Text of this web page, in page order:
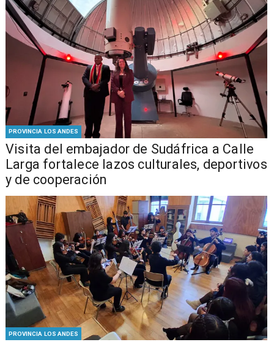
PROVINCIA LOS ANDES
​Visita del embajador de Sudáfrica a Calle
Larga fortalece lazos culturales, deportivos
y de cooperación
PROVINCIA LOS ANDES